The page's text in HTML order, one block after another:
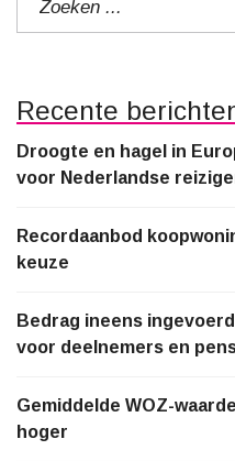
Recente
Droogte en hagel in
voor Nederlandse
Recordaanbod
keuze
Bedrag ineens
voor deelnemers en
Gemiddelde WOZ-
hoger